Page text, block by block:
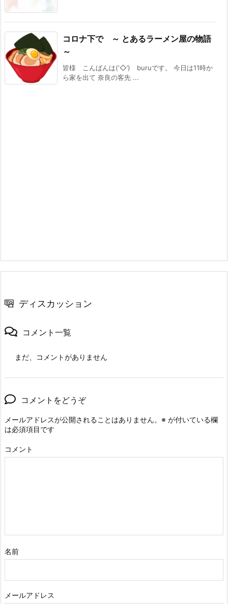
コロナ下で ～ とあるラーメン屋の物語
～
皆様 こんばんは(‘◇’)ゞburuです。 今日は11時か
ら家を出て 奈良の客先 ...
ディスカッション
コメント一覧
まだ、コメントがありません
コメントをどうぞ
メールアドレスが公開されることはありません。 ※ が付いている欄
は必須項目です
コメント
名前
メールアドレス